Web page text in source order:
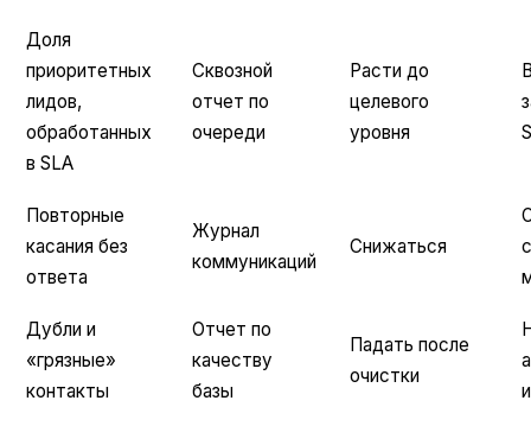
Доля
приоритетных
лидов,
обработанных
в SLA
Сквозной
отчет по
очереди
Расти до
целевого
уровня
Повторные
касания без
ответа
Журнал
коммуникаций
Снижаться
Дубли и
«грязные»
контакты
Отчет по
качеству
базы
Падать после
очистки